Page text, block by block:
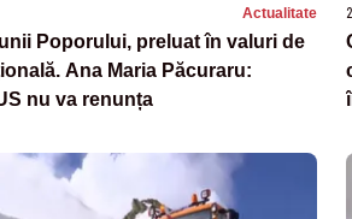
Actualitate
Poporului, preluat în valuri de
Ana Maria Păcuraru:
nu va renunța